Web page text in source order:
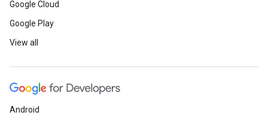
Google Cloud
Google Play
View all
Android